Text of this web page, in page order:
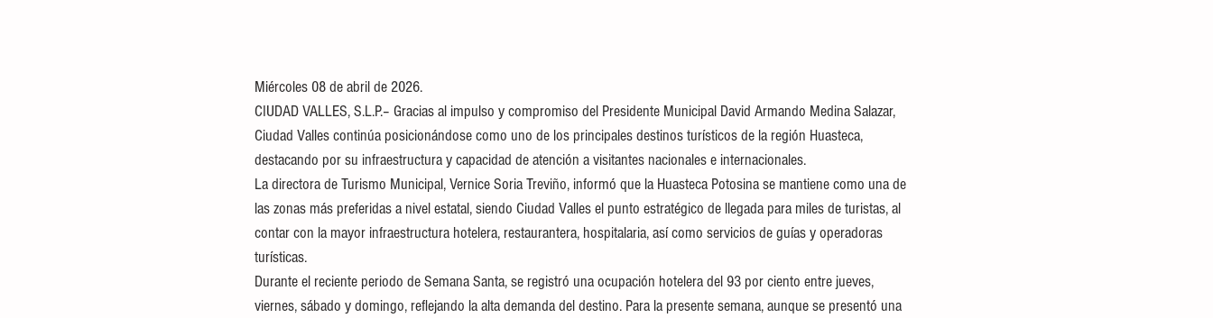
Miércoles 08 de abril de 2026.
CIUDAD VALLES, S.L.P.– Gracias al impulso y compromiso del Presidente Municipal David Armando Medina Salazar,
Ciudad Valles continúa posicionándose como uno de los principales destinos turísticos de la región Huasteca,
destacando por su infraestructura y capacidad de atención a visitantes nacionales e internacionales.
La directora de Turismo Municipal, Vernice Soria Treviño, informó que la Huasteca Potosina se mantiene como una de
las zonas más preferidas a nivel estatal, siendo Ciudad Valles el punto estratégico de llegada para miles de turistas, al
contar con la mayor infraestructura hotelera, restaurantera, hospitalaria, así como servicios de guías y operadoras
turísticas.
Durante el reciente periodo de Semana Santa, se registró una ocupación hotelera del 93 por ciento entre jueves,
viernes, sábado y domingo, reflejando la alta demanda del destino. Para la presente semana, aunque se presentó una